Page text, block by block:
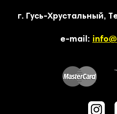
г. Гусь-Хрустальный,
e-mail: